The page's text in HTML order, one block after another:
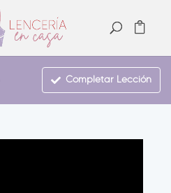
Completar Lección